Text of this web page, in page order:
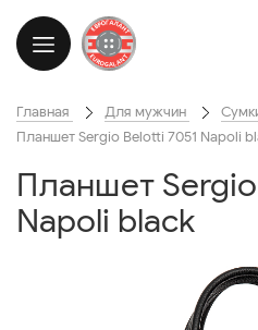
Главная Для мужчин
Планшет Sergio Belotti 7051 Napoli
Планшет
Napoli black